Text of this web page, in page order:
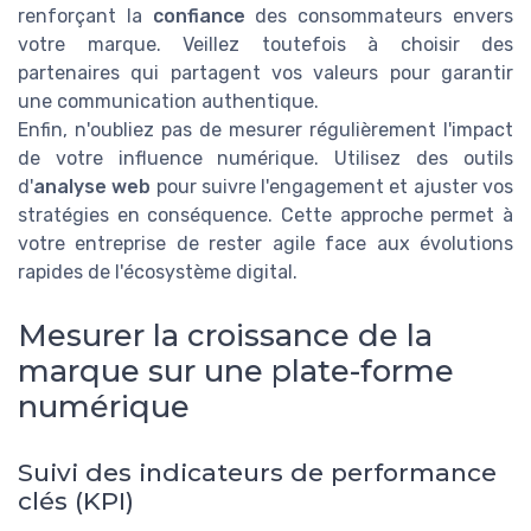
renforçant la confiance des consommateurs envers
votre marque. Veillez toutefois à choisir des
partenaires qui partagent vos valeurs pour garantir
une communication authentique.
Enfin, n'oubliez pas de mesurer régulièrement l'impact
de votre influence numérique. Utilisez des outils
d'analyse web pour suivre l'engagement et ajuster vos
stratégies en conséquence. Cette approche permet à
votre entreprise de rester agile face aux évolutions
rapides de l'écosystème digital.
Mesurer la croissance de la
marque sur une plate-forme
numérique
Suivi des indicateurs de performance
clés (KPI)